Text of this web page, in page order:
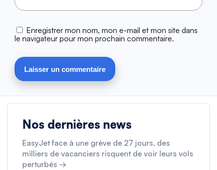
Enregistrer mon nom, mon e-mail et mon site dans
le navigateur pour mon prochain commentaire.
Nos dernières news
EasyJet face à une grève de 27 jours, des
milliers de vacanciers risquent de voir leurs vols
perturbés →